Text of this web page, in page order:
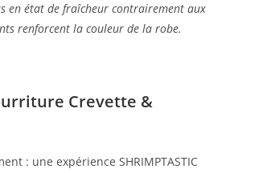
en état de fraîcheur contrairement aux
renforcent la couleur de la robe.
Crevette &
: une expérience SHRIMPTASTIC